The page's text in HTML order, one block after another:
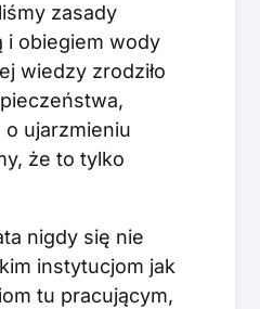
zasady
i obiegiem wody
wiedzy zrodziło
ujarzmieniu
że to tylko
nigdy się nie
instytucjom jak
tu pracującym,